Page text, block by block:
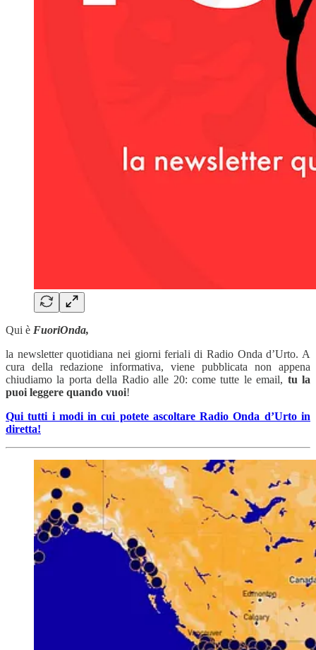
Qui è FuoriOnda,
la newsletter quotidiana nei giorni feriali di Radio Onda d’Urto. A
cura della redazione informativa, viene pubblicata non appena
chiudiamo la porta della Radio alle 20: come tutte le email, tu la
puoi leggere quando vuoi!
Qui tutti i modi in cui potete ascoltare Radio Onda d’Urto in
diretta!